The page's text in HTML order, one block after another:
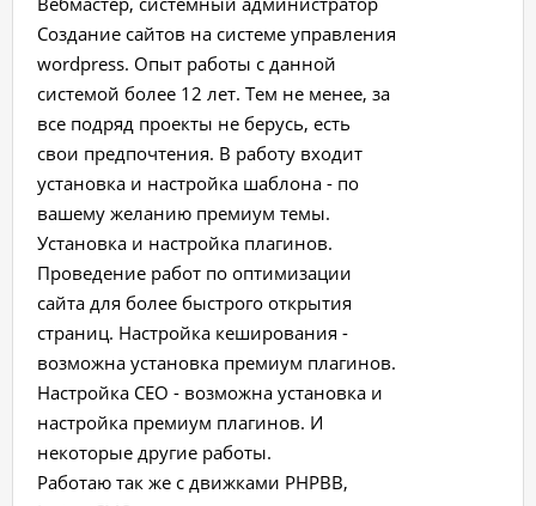
Создание сайтов на системе управления
wordpress. Опыт работы с данной
системой более 12 лет. Тем не менее, за
все подряд проекты не берусь, есть
свои предпочтения. В работу входит
установка и настройка шаблона - по
вашему желанию премиум темы.
Установка и настройка плагинов.
Проведение работ по оптимизации
сайта для более быстрого открытия
страниц. Настройка кеширования -
возможна установка премиум плагинов.
Настройка СЕО - возможна установка и
настройка премиум плагинов. И
некоторые другие работы.
Работаю так же с движками PHPBB,